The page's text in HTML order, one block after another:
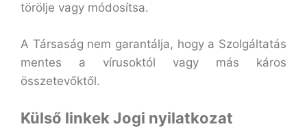
törölje vagy módosítsa.
A Társaság nem garantálja, hogy a Szolgáltatás
mentes a vírusoktól vagy más káros
összetevőktől.
Külső linkek Jogi nyilatkozat